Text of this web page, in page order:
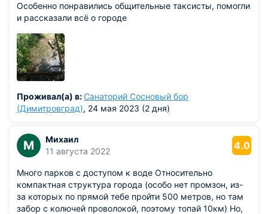
Особенно понравились общительные таксисты, помогли
и рассказали всё о городе
Проживал(а) в: Санаторий Сосновый бор
(Димитровград), 24 мая 2023 (2 дня)
М
Михаил
11 августа 2022
4.0
Много парков с доступом к воде Относительно
компактная структура города (особо нет промзон, из-
за которых по прямой тебе пройти 500 метров, но там
забор с колючей проволокой, поэтому топай 10км) Но,